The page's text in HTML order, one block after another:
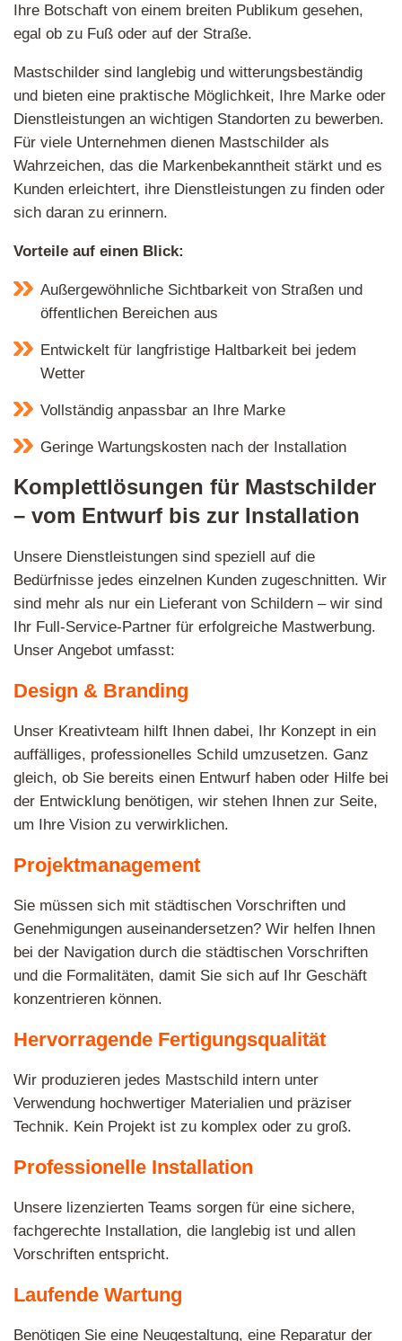
Ihre Botschaft von einem breiten Publikum gesehen,
egal ob zu Fuß oder auf der Straße.
Mastschilder sind langlebig und witterungsbeständig
und bieten eine praktische Möglichkeit, Ihre Marke oder
Dienstleistungen an wichtigen Standorten zu bewerben.
Für viele Unternehmen dienen Mastschilder als
Wahrzeichen, das die Markenbekanntheit stärkt und es
Kunden erleichtert, ihre Dienstleistungen zu finden oder
sich daran zu erinnern.
Vorteile auf einen Blick:
Außergewöhnliche Sichtbarkeit von Straßen und
öffentlichen Bereichen aus
Entwickelt für langfristige Haltbarkeit bei jedem
Wetter
Vollständig anpassbar an Ihre Marke
Geringe Wartungskosten nach der Installation
Komplettlösungen für Mastschilder
– vom Entwurf bis zur Installation
Unsere Dienstleistungen sind speziell auf die
Bedürfnisse jedes einzelnen Kunden zugeschnitten. Wir
sind mehr als nur ein Lieferant von Schildern – wir sind
Ihr Full-Service-Partner für erfolgreiche Mastwerbung.
Unser Angebot umfasst:
Design & Branding
Unser Kreativteam hilft Ihnen dabei, Ihr Konzept in ein
auffälliges, professionelles Schild umzusetzen. Ganz
gleich, ob Sie bereits einen Entwurf haben oder Hilfe bei
der Entwicklung benötigen, wir stehen Ihnen zur Seite,
um Ihre Vision zu verwirklichen.
Projektmanagement
Sie müssen sich mit städtischen Vorschriften und
Genehmigungen auseinandersetzen? Wir helfen Ihnen
bei der Navigation durch die städtischen Vorschriften
und die Formalitäten, damit Sie sich auf Ihr Geschäft
konzentrieren können.
Hervorragende Fertigungsqualität
Wir produzieren jedes Mastschild intern unter
Verwendung hochwertiger Materialien und präziser
Technik. Kein Projekt ist zu komplex oder zu groß.
Professionelle Installation
Unsere lizenzierten Teams sorgen für eine sichere,
fachgerechte Installation, die langlebig ist und allen
Vorschriften entspricht.
Laufende Wartung
Benötigen Sie eine Neugestaltung, eine Reparatur der